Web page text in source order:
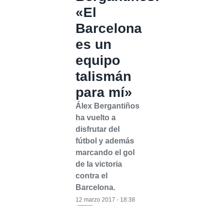
«El
Barcelona
es un
equipo
talismán
para mí»
Álex Bergantiños
ha vuelto a
disfrutar del
fútbol y además
marcando el gol
de la victoria
contra el
Barcelona.
12 marzo 2017 - 18:38